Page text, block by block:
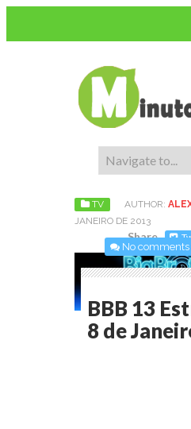
TV AUTHOR:
JANEIRO DE 2013
Share
No comments
BBB 13
8 de